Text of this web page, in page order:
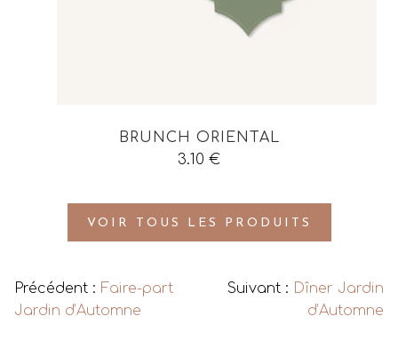
BRUNCH ORIENTAL
3.10 €
VOIR TOUS LES PRODUITS
Précédent : Faire-part
Jardin d’Automne
Suivant : Dîner Jardin
d’Automne